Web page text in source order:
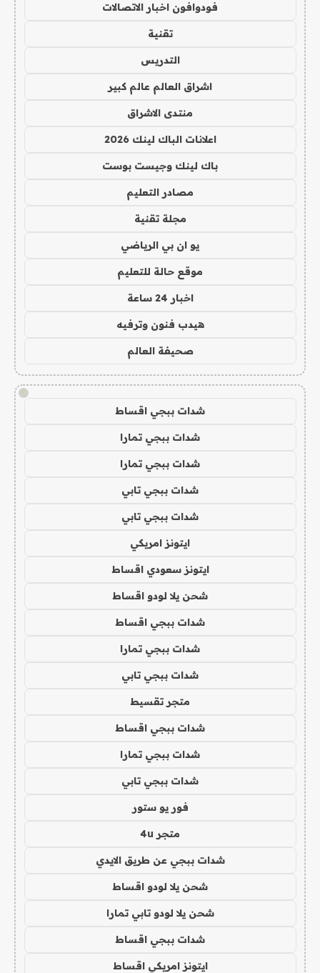
فودوافون اخبار الاتصالات
تقنية
التدريس
اشراق العالم عالم كبير
منتدى الاشراق
اعلانات الباك لينك 2026
باك لينك وجيست بوست
مصادر التعليم
مجلة تقنية
يو ان بي الرياضي
موقع حالة للتعليم
اخبار 24 ساعة
هيدب فنون وترفيه
صحيفة العالم
!
شدات ببجي اقساط
شدات ببجي تمارا
شدات ببجي تمارا
شدات ببجي تابي
شدات ببجي تابي
ايتونز امريكي
ايتونز سعودي اقساط
شحن يلا لودو اقساط
شدات ببجي اقساط
شدات ببجي تمارا
شدات ببجي تابي
متجر تقسيط
شدات ببجي اقساط
شدات ببجي تمارا
شدات ببجي تابي
فور يو ستور
متجر 4u
شدات ببجي عن طريق الايدي
شحن يلا لودو اقساط
شحن يلا لودو تابي تمارا
شدات ببجي اقساط
ايتونز امريكي اقساط